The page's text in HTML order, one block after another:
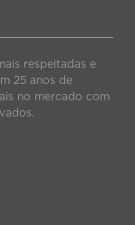
respeitadas e
25 anos de
no mercado com